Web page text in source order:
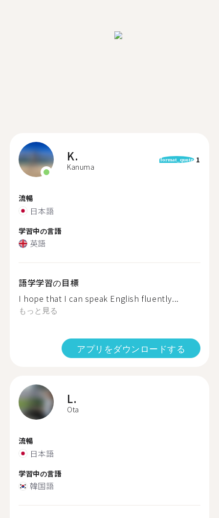
K.
Kanuma
format_quote 1
流暢
日本語
学習中の言語
英語
語学学習の目標
I hope that I can speak English fluently...
もっと見る
アプリをダウンロードする
L.
Ota
流暢
日本語
学習中の言語
韓国語